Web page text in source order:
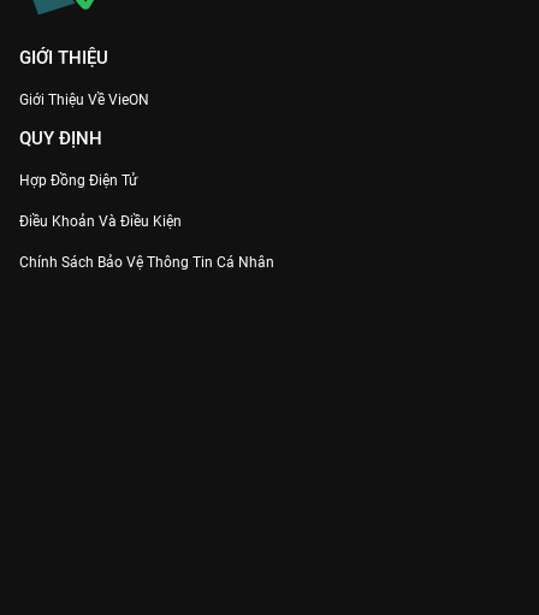
GIỚI THIỆU
Giới Thiệu Về VieON
QUY ĐỊNH
Hợp Đồng Điện Tử
Điều Khoản Và Điều Kiện
Chính Sách Bảo Vệ Thông Tin Cá Nhân